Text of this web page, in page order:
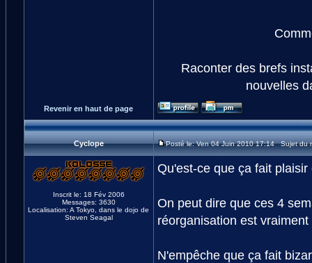
Raconter des brefs
nouvelles
Revenir en haut de page
Cyclope Posté le: Ven 04 Juin 2010 17:14 Sujet du
Inscrit le: 18 Fév 2006
Messages: 3630
Localisation: A Tokyo, dans le dojo de
Steven Seagal
Qu'est-ce que ça fait
On peut dire que ces 4
réorganisation est
N'empêche que ça fait